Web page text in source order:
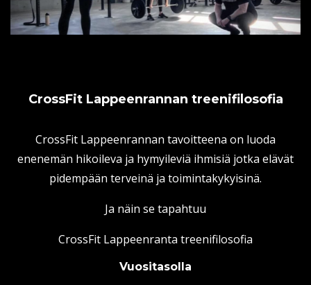
CrossFit Lappeenrannan treenifilosofia
CrossFit Lappeenrannan tavoitteena on luoda
enenemän hikoileva ja hymyileviä ihmisiä jotka elävät
pidempään terveinä ja toimintakykyisinä.
Ja näin se tapahtuu
CrossFit Lappeenranta treenifilosofia
Vuositasolla